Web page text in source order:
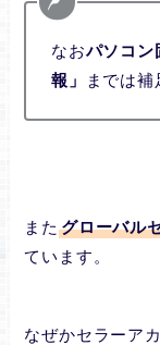
なおパソコン
報」
までは補
またグローバル
ています。
なぜかセラーア